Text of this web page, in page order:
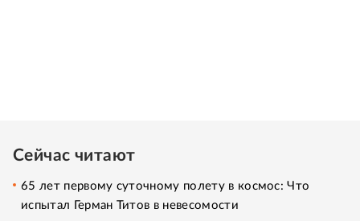
Сейчас читают
65 лет первому суточному полету в космос: Что
испытал Герман Титов в невесомости